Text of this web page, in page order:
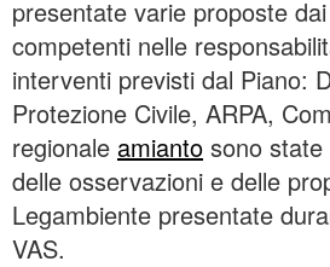
presentate varie proposte
competenti nelle
interventi previsti dal Piano:
Protezione Civile, ARPA,
regionale amianto sono
delle osservazioni e delle
Legambiente presentate
VAS.